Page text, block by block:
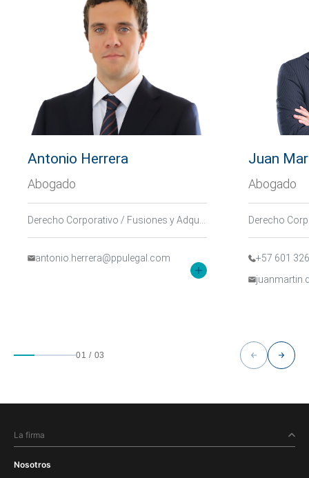
Antonio Herrera
Abogado
antonio.herrera@ppulegal.com
Juan
Abogado
+57 601
01 / 03
La firma
Nosotros